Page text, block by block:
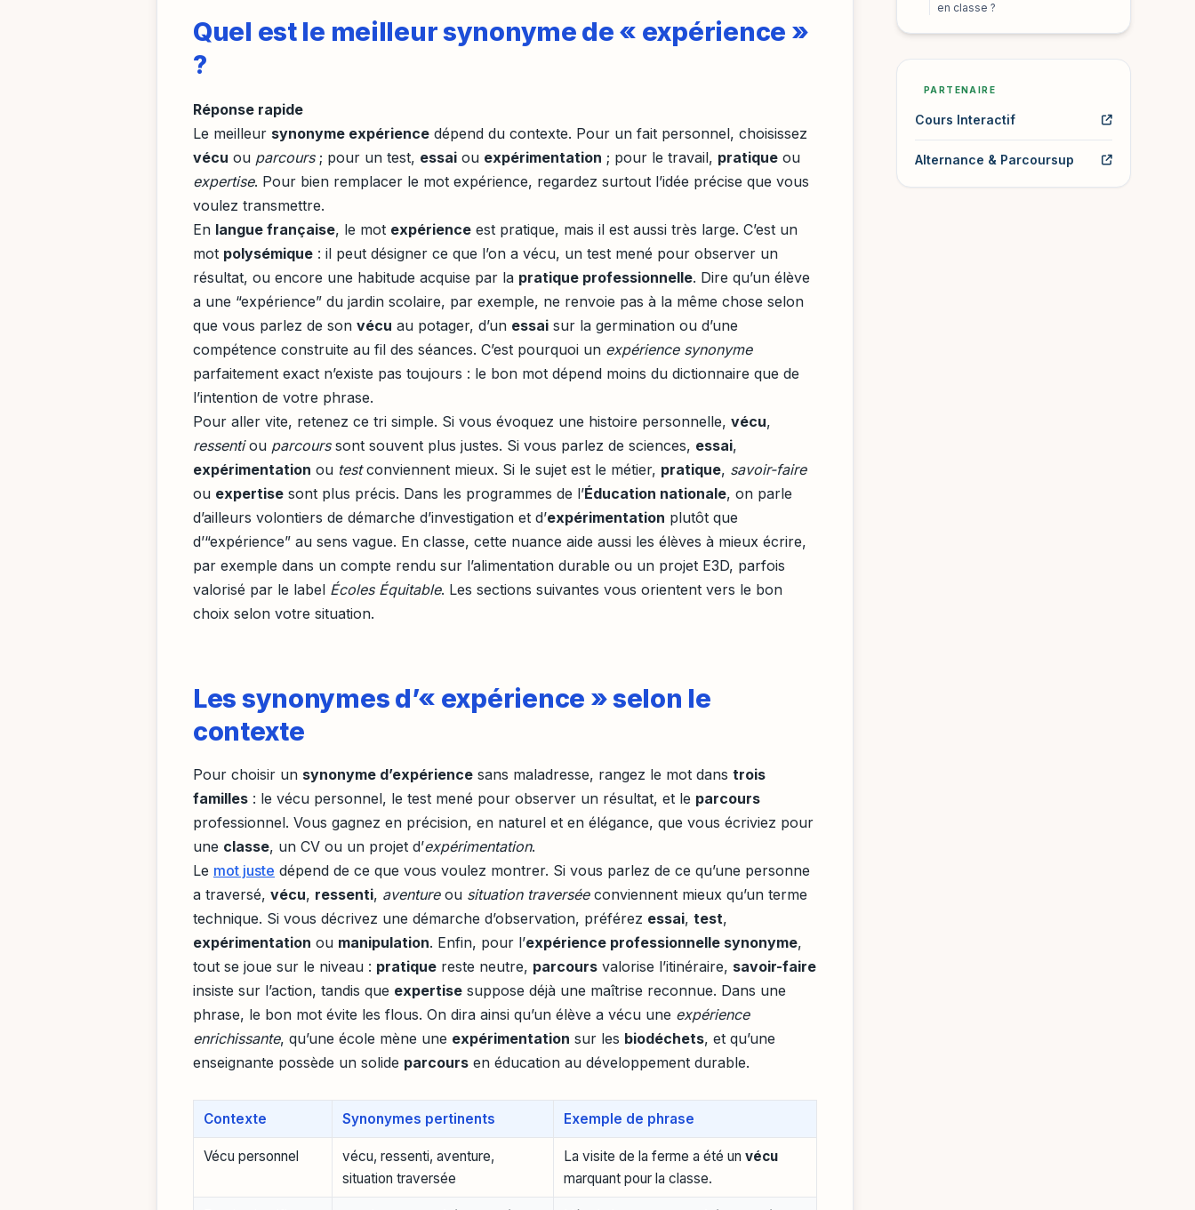
Quel est le meilleur synonyme de « expérience »
?
Réponse rapide
Le meilleur synonyme expérience dépend du contexte. Pour un fait personnel, choisissez
vécu ou parcours; pour un test, essai ou expérimentation ; pour le travail, pratique ou
expertise. Pour bien remplacer le mot expérience, regardez surtout l’idée précise que vous
voulez transmettre.
En langue française, le mot expérience est pratique, mais il est aussi très large. C’est un
mot polysémique : il peut désigner ce que l’on a vécu, un test mené pour observer un
résultat, ou encore une habitude acquise par la pratique professionnelle. Dire qu’un élève
a une “expérience” du jardin scolaire, par exemple, ne renvoie pas à la même chose selon
que vous parlez de son vécu au potager, d’un essai sur la germination ou d’une
compétence construite au fil des séances. C’est pourquoi un expérience synonyme
parfaitement exact n’existe pas toujours : le bon mot dépend moins du dictionnaire que de
l’intention de votre phrase.
Pour aller vite, retenez ce tri simple. Si vous évoquez une histoire personnelle, vécu,
ressentiou parcourssont souvent plus justes. Si vous parlez de sciences, essai,
expérimentation ou testconviennent mieux. Si le sujet est le métier, pratique, savoir-faire
ou expertise sont plus précis. Dans les programmes de l’Éducation nationale, on parle
d’ailleurs volontiers de démarche d’investigation et d’expérimentation plutôt que
d’“expérience” au sens vague. En classe, cette nuance aide aussi les élèves à mieux écrire,
par exemple dans un compte rendu sur l’alimentation durable ou un projet E3D, parfois
valorisé par le label Écoles Équitable. Les sections suivantes vous orientent vers le bon
choix selon votre situation.
Les synonymes d’« expérience » selon le
contexte
Pour choisir un synonyme d’expérience sans maladresse, rangez le mot dans trois
familles : le vécu personnel, le test mené pour observer un résultat, et le parcours
professionnel. Vous gagnez en précision, en naturel et en élégance, que vous écriviez pour
une classe, un CV ou un projet d’expérimentation.
Le mot juste dépend de ce que vous voulez montrer. Si vous parlez de ce qu’une personne
a traversé, vécu, ressenti, aventureou situation traverséeconviennent mieux qu’un terme
technique. Si vous décrivez une démarche d’observation, préférez essai, test,
expérimentation ou manipulation. Enfin, pour l’expérience professionnelle synonyme,
tout se joue sur le niveau : pratique reste neutre, parcours valorise l’itinéraire, savoir-faire
insiste sur l’action, tandis que expertise suppose déjà une maîtrise reconnue. Dans une
phrase, le bon mot évite les flous. On dira ainsi qu’un élève a vécu une expérience
enrichissante, qu’une école mène une expérimentation sur les biodéchets, et qu’une
enseignante possède un solide parcours en éducation au développement durable.
Contexte Synonymes pertinents Exemple de phrase
Vécu personnel
vécu, ressenti, aventure,
situation traversée
La visite de la ferme a été unvécu
marquant pour la classe.
en classe ?
PARTENAIRE
Cours Interactif
Alternance & Parcoursup